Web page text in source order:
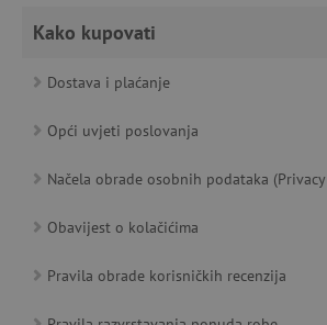
Kako kupovati
Dostava i plaćanje
Opći uvjeti poslovanja
Načela obrade osobnih podataka
Obavijest o kolačićima
Pravila obrade korisničkih recenzija